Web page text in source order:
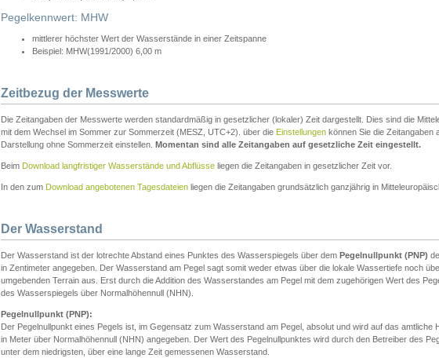
Pegelkennwert: MHW
mittlerer höchster Wert der Wasserstände in einer Zeitspanne
Beispiel: MHW(1991/2000) 6,00 m
Zeitbezug der Messwerte
Die Zeitangaben der Messwerte werden standardmäßig in gesetzlicher (lokaler) Zeit dargestellt. Dies sind die
mit dem Wechsel im Sommer zur Sommerzeit (MESZ, UTC+2). über die Einstellungen können Sie die Zeitangaben
Darstellung ohne Sommerzeit einstellen. Momentan sind alle Zeitangaben auf gesetzliche Zeit eingestellt.
Beim Download langfristiger Wasserstände und Abflüsse liegen die Zeitangaben in gesetzlicher Zeit vor.
In den zum Download angebotenen Tagesdateien liegen die Zeitangaben grundsätzlich ganzjährig in
Der Wasserstand
Der Wasserstand ist der lotrechte Abstand eines Punktes des Wasserspiegels über dem Pegelnullpunkt (PNP)
in Zentimeter angegeben. Der Wasserstand am Pegel sagt somit weder etwas über die lokale Wassertiefe noch
umgebenden Terrain aus. Erst durch die Addition des Wasserstandes am Pegel mit dem zugehörigen Wert des
des Wasserspiegels über Normalhöhennull (NHN).
Pegelnullpunkt (PNP):
Der Pegelnullpunkt eines Pegels ist, im Gegensatz zum Wasserstand am Pegel, absolut und wird auf das amtliche
in Meter über Normalhöhennull (NHN) angegeben. Der Wert des Pegelnullpunktes wird durch den Betreiber des
unter dem niedrigsten, über eine lange Zeit gemessenen Wasserstand.